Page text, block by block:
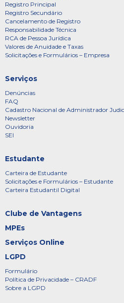
Registro Principal
Registro Secundário
Cancelamento de Registro
Responsabilidade Técnica
RCA de Pessoa Jurídica
Valores de Anuidade e Taxas
Solicitações e Formulários – Empresa
Serviços
Denúncias
FAQ
Cadastro Nacional de Administrador
Newsletter
Ouvidoria
SEI
Estudante
Carteira de Estudante
Solicitações e Formulários – Estudante
Carteira Estudantil Digital
Clube de Vantagens
MPEs
Serviços Online
LGPD
Formulário
Política de Privacidade – CRADF
Sobre a LGPD